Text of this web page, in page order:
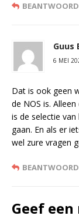
Guus
6 MEI
Dat is ook geen
de NOS is.
is de selectie
gaan. En als er
wel zure vragen
Geef